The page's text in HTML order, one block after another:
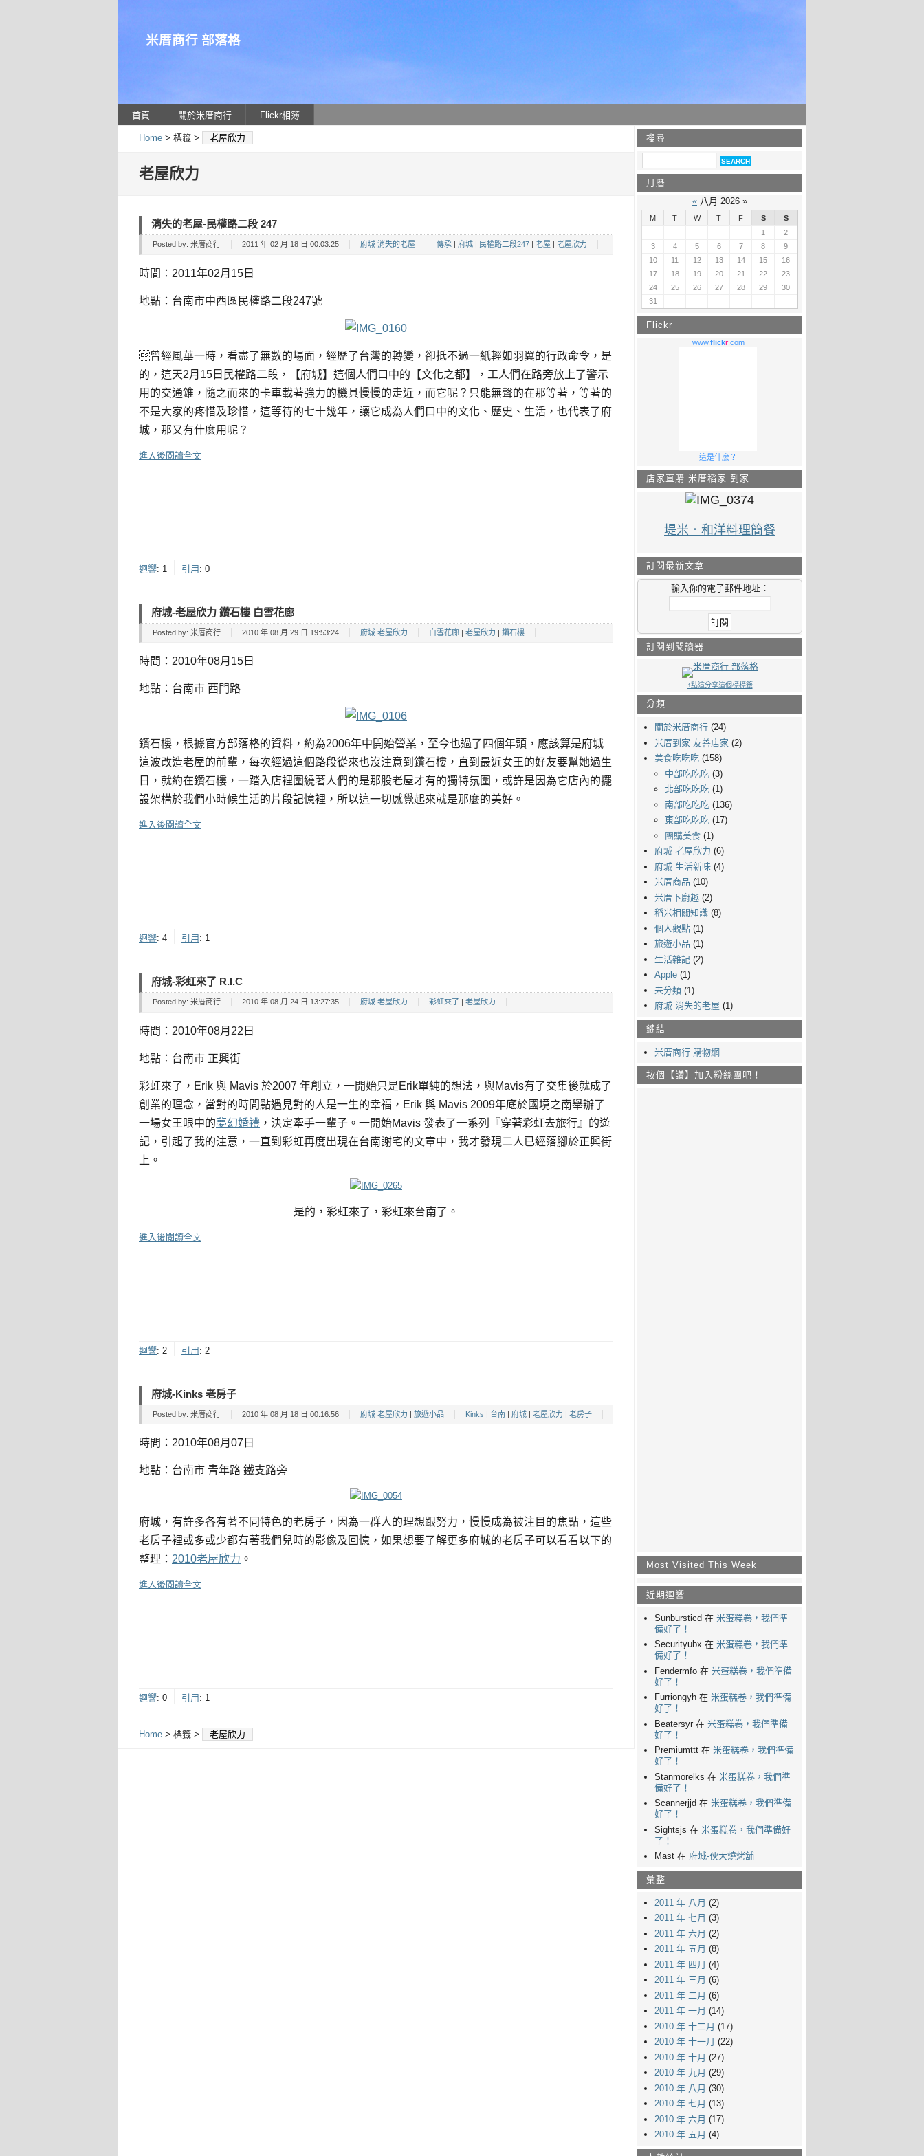
米厝商行 部落格
首頁 關於米厝商行 Flickr相簿
Home > 標籤 > 老屋欣力
老屋欣力
消失的老屋-民權路二段 247
Posted by: 米厝商行 2011 年 02 月 18 日 00:03:25 府城 消失的老屋 傳承 府城 民權路二段247 老屋 老屋欣力
時間：2011年02月15日
地點：台南市中西區民權路二段247號
曾經風華一時，看盡了無數的場面，經歷了台灣的轉變，卻抵不過一紙輕如羽翼的行政命令，是
的，這天2月15日民權路二段，【府城】這個人們口中的【文化之都】，工人們在路旁放上了警示
用的交通錐，隨之而來的卡車載著強力的機具慢慢的走近，而它呢？只能無聲的在那等著，等著的
不是大家的疼惜及珍惜，這等待的七十幾年，讓它成為人們口中的文化、歷史、生活，也代表了府
城，那又有什麼用呢？
進入後閱讀全文
迴響: 1 引用: 0
府城-老屋欣力 鑽石樓 白雪花廊
Posted by: 米厝商行 2010 年 08 月 29 日 19:53:24 府城 老屋欣力 白雪花廊 | 老屋欣力 | 鑽石樓
時間：2010年08月15日
地點：台南市 西門路
鑽石樓，根據官方部落格的資料，約為2006年中開始營業，至今也過了四個年頭，應該算是府城
這波改造老屋的前輩，每次經過這個路段從來也沒注意到鑽石樓，直到最近女王的好友要幫她過生
日，就約在鑽石樓，一踏入店裡圍繞著人們的是那股老屋才有的獨特氛圍，或許是因為它店內的擺
設架構於我們小時候生活的片段記憶裡，所以這一切感覺起來就是那麼的美好。
進入後閱讀全文
迴響: 4 引用 : 1
府城-彩虹來了 R.I.C
Posted by: 米厝商行 2010 年 08 月 24 日 13:27:35 府城 老屋欣力 彩虹來了 老屋欣力
時間：2010年08月22日
地點：台南市 正興街
彩虹來了，Erik 與 Mavis 於2007 年創立，一開始只是Erik單純的想法，與Mavis有了交集後就成了
創業的理念，當對的時間點遇見對的人是一生的幸福，Erik 與 Mavis 2009年底於國境之南舉辦了
一場女王眼中的夢幻婚禮 ，決定牽手一輩子。一開始Mavis 發表了一系列『穿著彩虹去旅行』的遊
記，引起了我的注意，一直到彩虹再度出現在台南謝宅的文章中，我才發現二人已經落腳於正興街
上。
是的，彩虹來了，彩虹來台南了。
進入後閱讀全文
迴響: 2 引用: 2
府城-Kinks 老房子
Posted by: 米厝商行 2010 年 08 月 18 日 00:16:56 府城 老屋欣力 | 旅遊小品 Kinks | 台南 | 府城 | 老屋欣力 | 老房子
時間：2010年08月07日
地點：台南市 青年路 鐵支路旁
府城，有許多各有著不同特色的老房子，因為一群人的理想跟努力，慢慢成為被注目的焦點，這些
老房子裡或多或少都有著我們兒時的影像及回憶，如果想要了解更多府城的老房子可以看看以下的
整理： 2010老屋欣力 。
進入後閱讀全文
迴響: 0 引用 : 1
Home > 標籤 > 老屋欣力
搜尋
月曆
« 八月 2026 »
M T W T F S
S
1
2
3
4 5 6 7 8
9
10
11 12 13 14 15
16
17
18 19 20 21 22
23
24
25 26 27 28 29
30
31
Flickr
www.flickr.com
這是什麼？
店家直購 米厝稻家 到家
堤米．和洋料理簡餐
訂閱最新文章
輸入你的電子郵件地址：
訂閱到閱讀器
↑點這分享這個標標籤
分類
關於米厝商行 (24)
米厝到家 友善店家 (2)
美食吃吃吃 (158)
中部吃吃吃 (3)
北部吃吃吃 (1)
南部吃吃吃 (136)
東部吃吃吃 (17)
團購美食 (1)
府城 老屋欣力 (6)
府城 生活新味 (4)
米厝商品 (10)
米厝下廚趣 (2)
稻米相關知識 (8)
個人觀點 (1)
旅遊小品 (1)
生活雜記 (2)
Apple (1)
未分類 (1)
府城 消失的老屋 (1)
鏈結
米厝商行 購物網
按個【讚】加入粉絲團吧！
Most Visited This Week
近期迴響
Sunbursticd 在 米蛋糕卷，我們準
備好了！
Securityubx 在 米蛋糕卷，我們準
備好了！
Fendermfo 在 米蛋糕卷，我們準備
好了！
Furriongyh 在 米蛋糕卷，我們準備
好了！
Beatersyr 在 米蛋糕卷，我們準備
好了！
Premiumttt 在 米蛋糕卷，我們準備
好了！
Stanmorelks 在 米蛋糕卷，我們準
備好了！
Scannerjjd 在 米蛋糕卷，我們準備
好了！
Sightsjs 在 米蛋糕卷，我們準備好
了！
Mast 在 府城-伙大燒烤舖
彙整
2011 年 八月 (2)
2011 年 七月 (3)
2011 年 六月 (2)
2011 年 五月 (8)
2011 年 四月 (4)
2011 年 三月 (6)
2011 年 二月 (6)
2011 年 一月 (14)
2010 年 十二月 (17)
2010 年 十一月 (22)
2010 年 十月 (27)
2010 年 九月 (29)
2010 年 八月 (30)
2010 年 七月 (13)
2010 年 六月 (17)
2010 年 五月 (4)